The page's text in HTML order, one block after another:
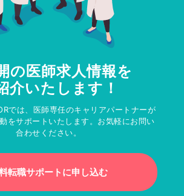
の医師求人情報を
介いたします！
では、医師専任のキャリアパートナーが
をサポートいたします。お気軽にお問い
合わせください。
転職サポートに申し込む